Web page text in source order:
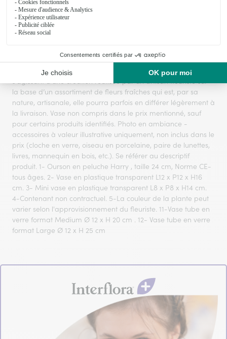
Le visuel du produit floral présenté est contractuel mais,
s'agissant d'une création réalisée par un artisan fleuriste sur
la base d’un assortiment de fleurs fraîches qui est, par sa
nature, artisanale, elle pourra parfois en différer légèrement à
la livraison. Vase non compris dans le prix mentionné, sauf
pour certains produits identifiés. Photo en ambiance -
accessoires à valeur illustrative uniquement, non inclus dans le
prix (cloche en verre, oiseau en porcelaine, paire de lunettes,
livres, mannequin en bois, etc.). Se référer au descriptif
produit. 1- Ourson en peluche Harry , taille 24 cm, Norme CE-
tous âges. 2- Vase en plastique transparent L12 x P12 x H16
cm. 3- Mini vase en plastique transparent L8 x P8 x H14 cm.
4-Contenant non contractuel. 5-La couleur de la plante peut
varier selon l'approvisionnement du fleuriste. 11-Vase tube en
verre format Medium Ø 12 x H 20 cm . 12- Vase tube en verre
format Large Ø 12 x H 25 cm